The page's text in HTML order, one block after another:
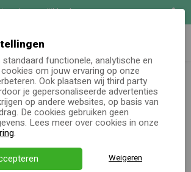
mogelijkheden
Zoeken
Give-Away Set - 2 tubes - Black 22
standaard functionele, analytische en
om jouw ervaring op onze
Ook plaatsen wij third party
je gepersonaliseerde advertenties
op andere websites, op basis van
De cookies gebruiken geen
Lees meer over cookies in onze
.
Weigeren